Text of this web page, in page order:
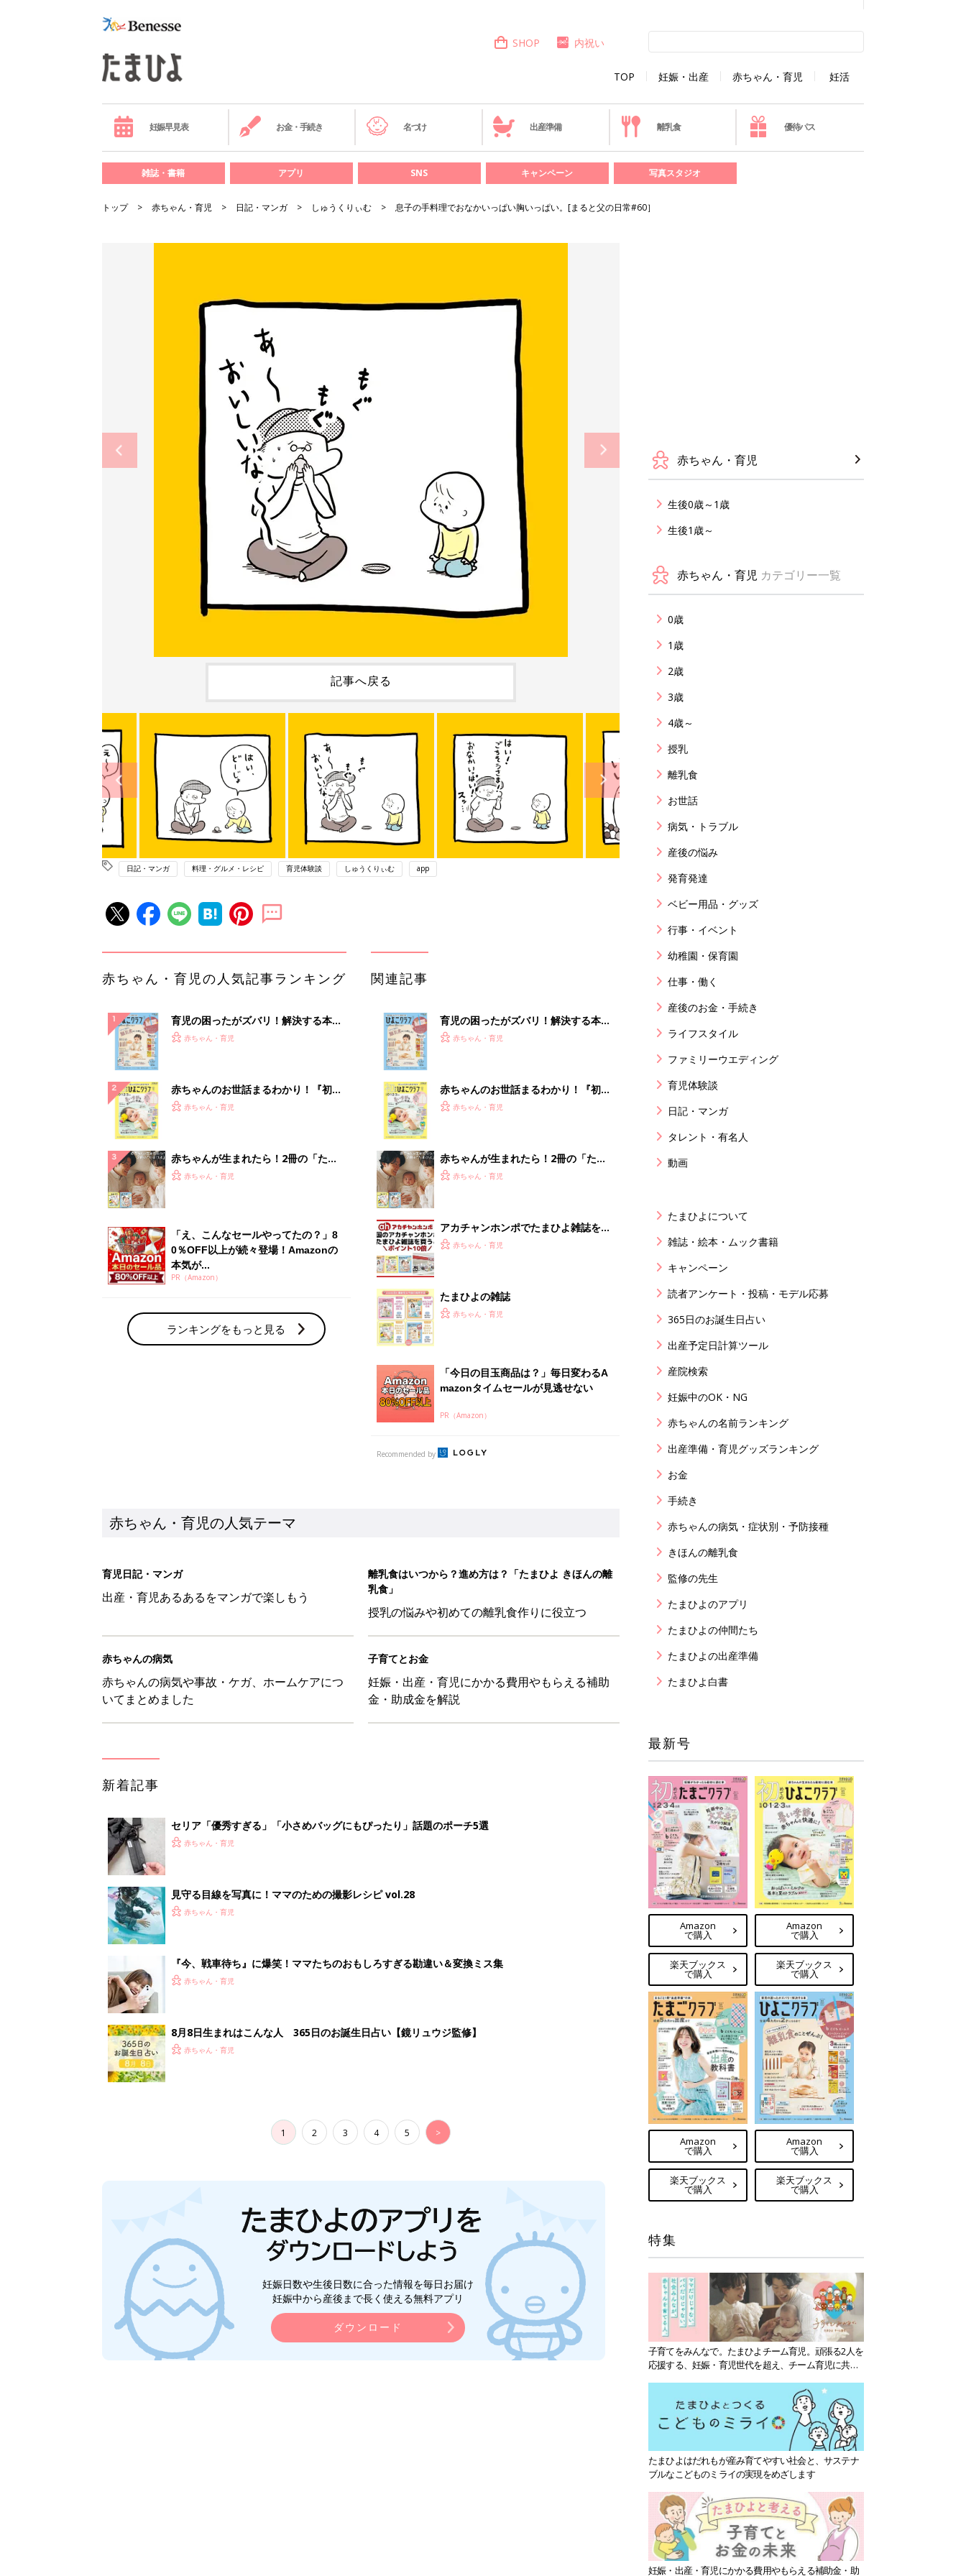
TOP 妊娠・出産 赤ちゃん・育児 妊活
SHOP 内祝い
妊娠早見表 お金・手続き 名づけ 出産準備 離乳食 優待パス
雑誌・書籍 アプリ SNS キャンペーン 写真スタジオ
トップ 赤ちゃん・育児 日記・マンガ しゅうくりぃむ 息子の手料理でおなかいっぱい胸いっぱい。[まると父の日常#60］
記事へ戻る
日記・マンガ 料理・グルメ・レシピ 育児体験談 しゅうくりぃむ app
赤ちゃん・育児の人気記事ランキング
育児の困ったがズバリ！解決する本
『ひよこクラブ 秋号』 4カ月～2才
赤ちゃん・育児
赤ちゃんのお世話まるわかり！『初め
てのひよこクラブ 夏号』〈巻頭大特
赤ちゃん・育児
赤ちゃんが生まれたら！2冊の「たま
ひよ」
赤ちゃん・育児
「え、こんなセールやってたの？」8
0％OFF以上が続々登場！Amazonの
本気が...
PR（Amazon）
ランキングをもっと見る
関連記事
育児の困ったがズバリ！解決する本
『ひよこクラブ 秋号』 4カ月～2才
赤ちゃん・育児
赤ちゃんのお世話まるわかり！『初め
てのひよこクラブ 夏号』〈巻頭大特
赤ちゃん・育児
赤ちゃんが生まれたら！2冊の「たま
ひよ」
赤ちゃん・育児
アカチャンホンポでたまひよ雑誌を買
うとポイント10倍【期間限定】
赤ちゃん・育児
たまひよの雑誌
赤ちゃん・育児
「今日の目玉商品は？」毎日変わるA
mazonタイムセールが見逃せない
PR（Amazon）
Recommended by
赤ちゃん・育児の人気テーマ
育児日記・マンガ
出産・育児あるあるをマンガで楽しもう
離乳食はいつから？進め方は？「たまひよ きほんの離
乳食」
授乳の悩みや初めての離乳食作りに役立つ
赤ちゃんの病気
赤ちゃんの病気や事故・ケガ、ホームケアにつ
いてまとめました
子育てとお金
妊娠・出産・育児にかかる費用やもらえる補助
金・助成金を解説
新着記事
セリア「優秀すぎる」「小さめバッグにもぴったり」話題のポーチ5選
赤ちゃん・育児
見守る目線を写真に！ママのための撮影レシピ vol.28
赤ちゃん・育児
『今、戦車待ち』に爆笑！ママたちのおもしろすぎる勘違い＆変換ミス集
赤ちゃん・育児
8月8日生まれはこんな人 365日のお誕生日占い【鏡リュウジ監修】
赤ちゃん・育児
1 2 3 4 5 >
妊娠日数や生後日数に合った情報を毎日お届け
妊娠中から産後まで長く使える無料アプリ
ダウンロード
赤ちゃん・育児
生後0歳～1歳
生後1歳～
赤ちゃん・育児 カテゴリー一覧
0歳
1歳
2歳
3歳
4歳～
授乳
離乳食
お世話
病気・トラブル
産後の悩み
発育発達
ベビー用品・グッズ
行事・イベント
幼稚園・保育園
仕事・働く
産後のお金・手続き
ライフスタイル
ファミリーウエディング
育児体験談
日記・マンガ
タレント・有名人
動画
たまひよについて
雑誌・絵本・ムック書籍
キャンペーン
読者アンケート・投稿・モデル応募
365日のお誕生日占い
出産予定日計算ツール
産院検索
妊娠中のOK・NG
赤ちゃんの名前ランキング
出産準備・育児グッズランキング
お金
手続き
赤ちゃんの病気・症状別・予防接種
きほんの離乳食
監修の先生
たまひよのアプリ
たまひよの仲間たち
たまひよの出産準備
たまひよ白書
最新号
Amazon
で購入
楽天ブックス
で購入
Amazon
で購入
楽天ブックス
で購入
Amazon
で購入
楽天ブックス
で購入
Amazon
で購入
楽天ブックス
で購入
特集
子育てをみんなで。たまひよチーム育児。頑張る2人を
応援する、妊娠・育児世代を超え、チーム育児に共感
たまひよはだれもが産み育てやすい社会と、サステナ
ブルなこどものミライの実現をめざします
妊娠・出産・育児にかかる費用やもらえる補助金・助